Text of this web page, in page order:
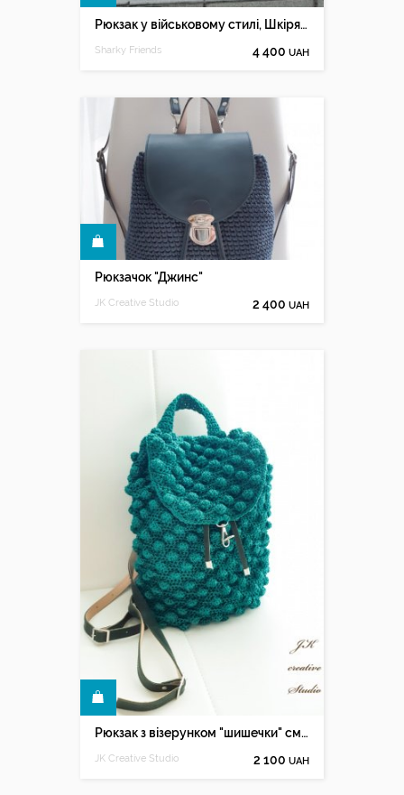
Рюкзак у військовому стилі, Шкіряний чоловічий рюкзак
Sharky Friends 4 400 UAH
Рюкзачок "Джинс"
JK Creative Studio 2 400 UAH
Рюкзак з візерунком "шишечки" смарагд
JK Creative Studio 2 100 UAH